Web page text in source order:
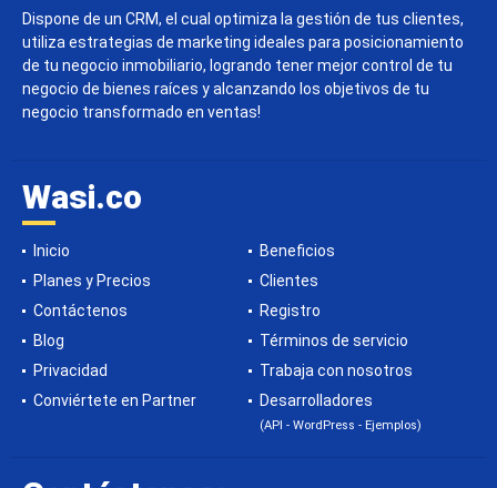
Dispone de un CRM, el cual optimiza la gestión de tus clientes,
utiliza estrategias de marketing ideales para posicionamiento
de tu negocio inmobiliario, logrando tener mejor control de tu
negocio de bienes raíces y alcanzando los objetivos de tu
negocio transformado en ventas!
Wasi.co
Inicio
Beneficios
Planes y Precios
Clientes
Contáctenos
Registro
Blog
Términos de servicio
Privacidad
Trabaja con nosotros
Conviértete en Partner
Desarrolladores
(API - WordPress - Ejemplos)